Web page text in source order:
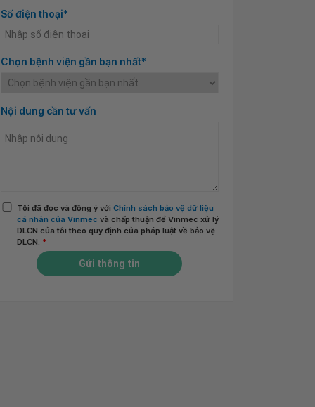
Số điện thoại*
Chọn bệnh viện gần bạn nhất*
Nội dung cần tư vấn
Tôi đã đọc và đồng ý với Chính sách bảo vệ dữ liệu
cá nhân của Vinmec và chấp thuận để Vinmec xử lý
DLCN của tôi theo quy định của pháp luật về bảo vệ
DLCN. *
Gửi thông tin